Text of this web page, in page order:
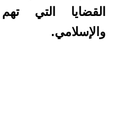
القضايا التي
والإسلامي.